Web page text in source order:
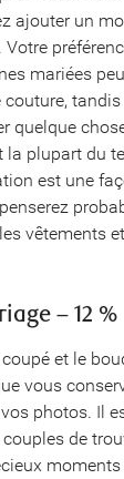
ajouter un
mariées
tandis
quelque
la plupart du
est une
vêtements
– 12 %
et le
vous
photos. Il
de